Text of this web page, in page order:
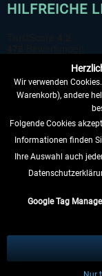
HILFREICHE
VERTRAG
** Gilt für Lieferungen
Wir verwenden
Warenkorb), andere
Folgende Cookies
Informationen finden
Ihre Auswahl auch
Google Tag